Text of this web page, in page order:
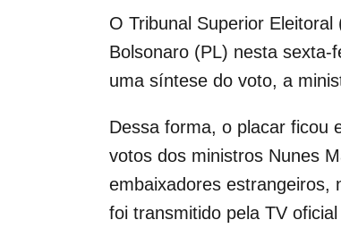
O Tribunal Superior
Bolsonaro (PL) nesta
uma síntese do voto, a
Dessa forma, o placar ficou
votos dos ministros Nunes
embaixadores estrangeiros,
foi transmitido pela TV